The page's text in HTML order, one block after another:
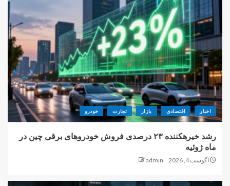
اخبار اقتصادی بازار تجارت خودرو
رشد خیرهکننده ۲۳ درصدی فروش خودروهای برقی چین در
ماه ژوئیه
آگوست 4, 2026 admin